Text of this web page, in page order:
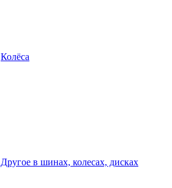
Колёса
Другое в шинах, колесах, дисках